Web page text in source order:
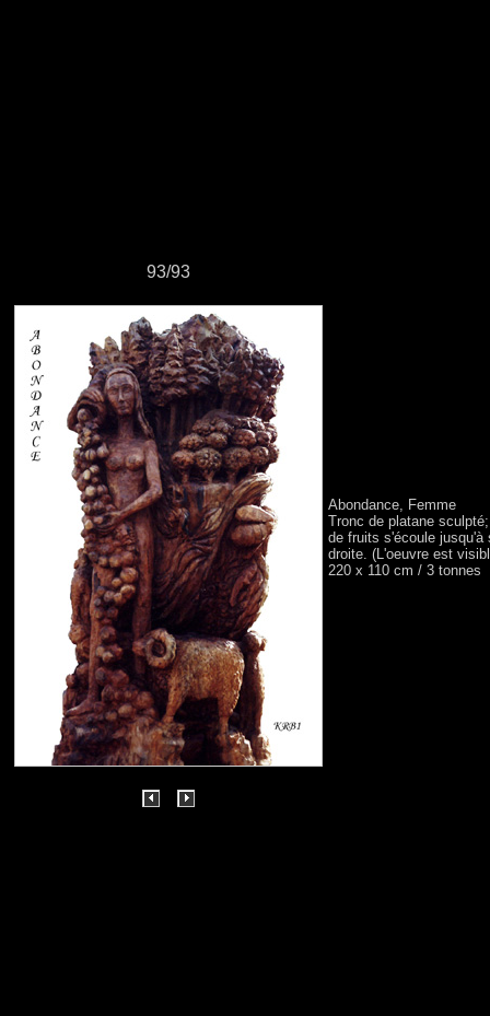
93/93
Abondance, Femme
Tronc de platane
de fruits s'écoule jusqu'à
droite. (L'oeuvre est
220 x 110 cm / 3 tonnes